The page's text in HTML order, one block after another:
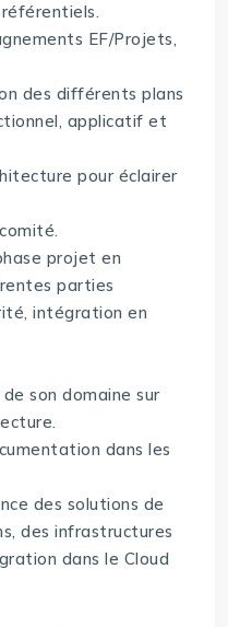
EF/Projets,
des différents plans
applicatif et
pour éclairer
projet en
parties
intégration en
son domaine sur
dans les
des solutions de
des infrastructures
dans le Cloud